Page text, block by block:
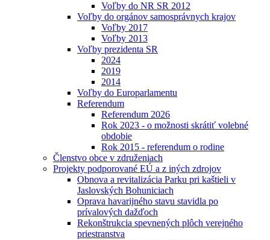
Voľby do NR SR 2012
Voľby do orgánov samosprávnych krajov
Voľby 2017
Voľby 2013
Voľby prezidenta SR
2024
2019
2014
Voľby do Europarlamentu
Referendum
Referendum 2026
Rok 2023 - o možnosti skrátiť volebné
obdobie
Rok 2015 - referendum o rodine
Členstvo obce v združeniach
Projekty podporované EÚ a z iných zdrojov
Obnova a revitalizácia Parku pri kaštieli v
Jaslovských Bohuniciach
Oprava havarijného stavu stavidla po
prívalových dažďoch
Rekonštrukcia spevnených plôch verejného
priestranstva